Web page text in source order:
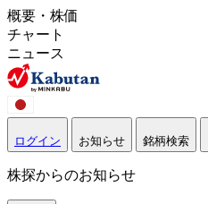
概要・株価
チャート
ニュース
ログイン お知らせ 銘柄検索
株探からのお知らせ